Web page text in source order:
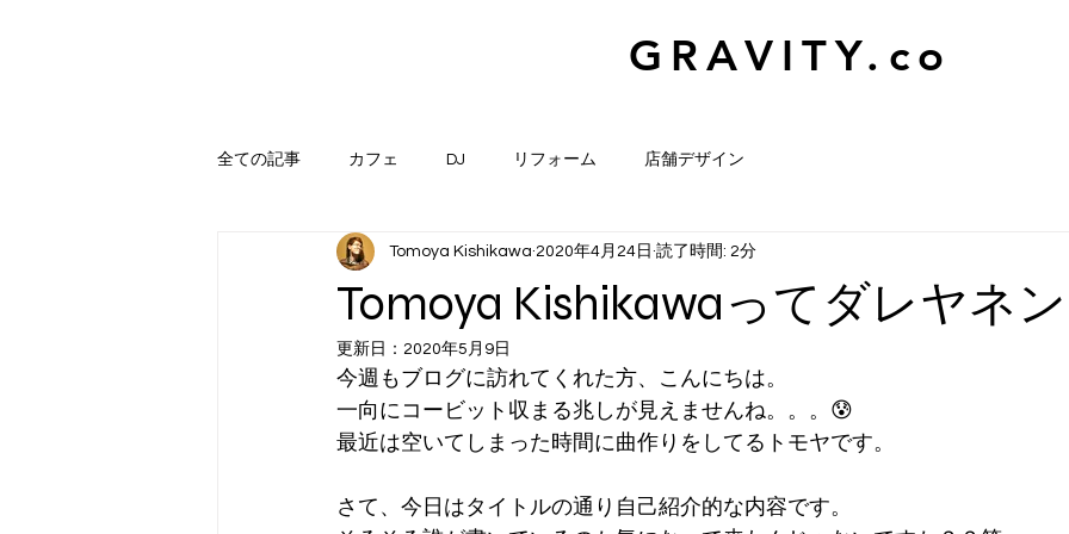
GRAVITY.co
全ての記事 カフェ DJ リフォーム 店舗デザイン
Tomoya Kishikawaってダレヤネ
Tomoya Kishikawa 2020年4月24日 読了時間: 2分
更新日： 2020年5月9日
今週もブログに訪れてくれた方、こんにちは。
一向にコービット収まる兆しが見えませんね。。。😰
最近は空いてしまった時間に曲作りをしてるトモヤです。
さて、今日はタイトルの通り自己紹介的な内容です。